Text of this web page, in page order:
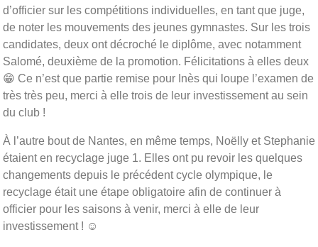
d’officier sur les compétitions individuelles, en tant que juge,
de noter les mouvements des jeunes gymnastes. Sur les trois
candidates, deux ont décroché le diplôme, avec notamment
Salomé, deuxième de la promotion. Félicitations à elles deux
😁 Ce n’est que partie remise pour Inès qui loupe l’examen de
très très peu, merci à elle trois de leur investissement au sein
du club !
À l’autre bout de Nantes, en même temps, Noëlly et Stephanie
étaient en recyclage juge 1. Elles ont pu revoir les quelques
changements depuis le précédent cycle olympique, le
recyclage était une étape obligatoire afin de continuer à
officier pour les saisons à venir, merci à elle de leur
investissement ! ☺️